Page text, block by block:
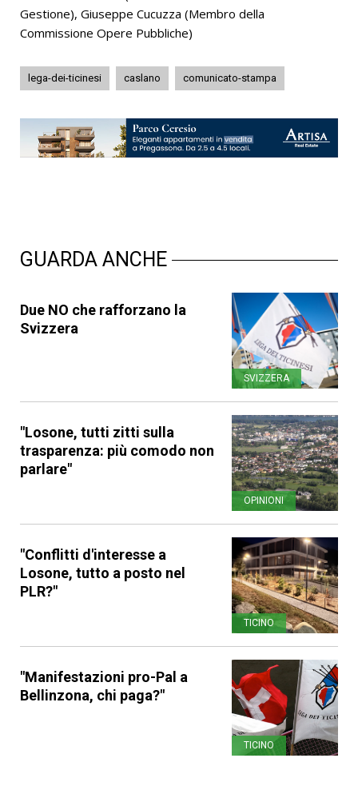
Gestione), Giuseppe Cucuzza (Membro della
Commissione Opere Pubbliche)
lega-dei-ticinesi caslano comunicato-stampa
GUARDA ANCHE
Due NO che rafforzano la
Svizzera
SVIZZERA
"Losone, tutti zitti sulla
trasparenza: più comodo non
parlare"
OPINIONI
"Conflitti d'interesse a
Losone, tutto a posto nel
PLR?"
TICINO
"Manifestazioni pro-Pal a
Bellinzona, chi paga?"
TICINO